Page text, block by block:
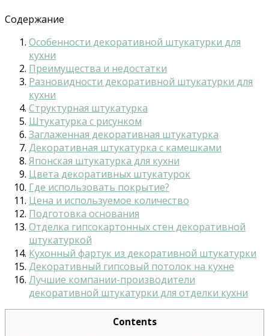
Содержание
Особенности декоративной штукатурки для
кухни
Преимущества и недостатки
Разновидности декоративной штукатурки для
кухни
Структурная штукатурка
Штукатурка с рисунком
Заглаженная декоративная штукатурка
Декоративная штукатурка с камешками
Японская штукатурка для кухни
Цвета декоративных штукатурок
Где использовать покрытие?
Цена и используемое количество
Подготовка основания
Отделка гипсокартонных стен декоративной
штукатуркой
Кухонный фартук из декоративной штукатурки
Декоративный гипсовый потолок на кухне
Лучшие компании-производители
декоративной штукатурки для отделки кухни
Contents